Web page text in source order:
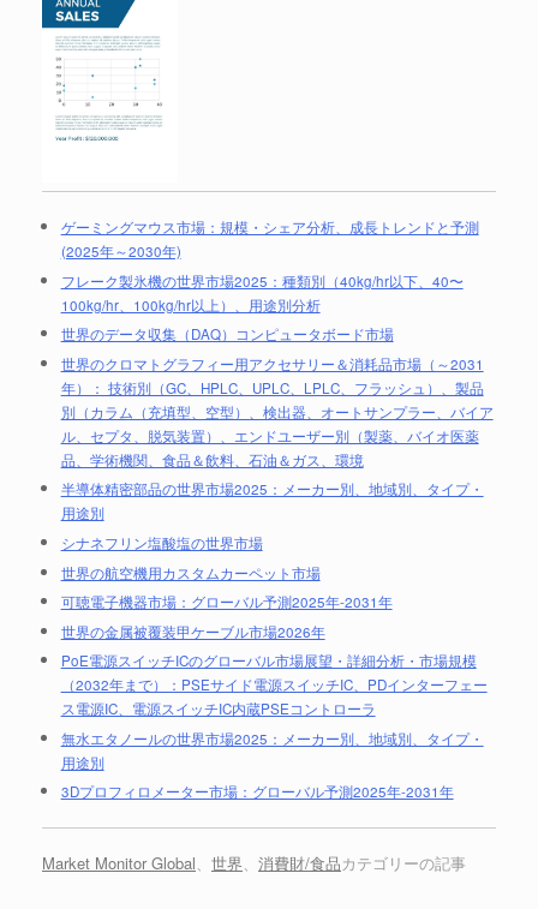
ゲーミングマウス市場：規模・シェア分析、成長トレンドと予測
(2025年～2030年)
フレーク製氷機の世界市場2025：種類別（40kg/hr以下、40〜
100kg/hr、100kg/hr以上）、用途別分析
世界のデータ収集（DAQ）コンピュータボード市場
世界のクロマトグラフィー用アクセサリー＆消耗品市場（～2031
年）： 技術別（GC、HPLC、UPLC、LPLC、フラッシュ）、製品
別（カラム（充填型、空型）、検出器、オートサンプラー、バイア
ル、セプタ、脱気装置）、エンドユーザー別（製薬、バイオ医薬
品、学術機関、食品＆飲料、石油＆ガス、環境
半導体精密部品の世界市場2025：メーカー別、地域別、タイプ・
用途別
シナネフリン塩酸塩の世界市場
世界の航空機用カスタムカーペット市場
可聴電子機器市場：グローバル予測2025年-2031年
世界の金属被覆装甲ケーブル市場2026年
PoE電源スイッチICのグローバル市場展望・詳細分析・市場規模
（2032年まで）：PSEサイド電源スイッチIC、PDインターフェー
ス電源IC、電源スイッチIC内蔵PSEコントローラ
無水エタノールの世界市場2025：メーカー別、地域別、タイプ・
用途別
3Dプロフィロメーター市場：グローバル予測2025年-2031年
Market Monitor Global、 世界、 消費財/食品カテゴリーの記事